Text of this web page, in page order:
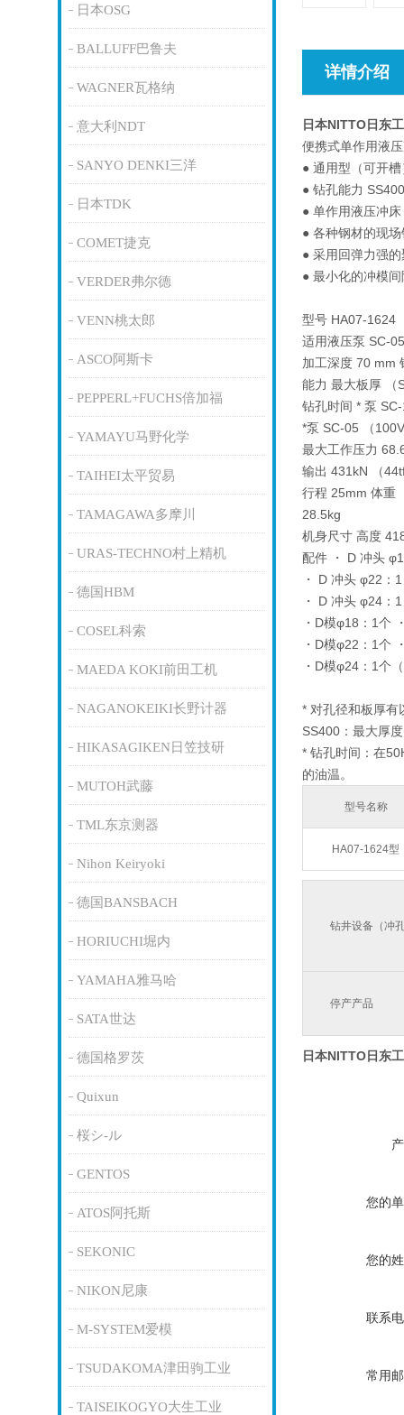
日本OSG
BALLUFF巴鲁夫
WAGNER瓦格纳
意大利NDT
SANYO DENKI三洋
日本TDK
COMET捷克
VERDER弗尔德
VENN桃太郎
ASCO阿斯卡
PEPPERL+FUCHS倍加福
YAMAYU马野化学
TAIHEI太平贸易
TAMAGAWA多摩川
URAS-TECHNO村上精机
德国HBM
COSEL科索
MAEDA KOKI前田工机
NAGANOKEIKI长野计器
HIKASAGIKEN日笠技研
MUTOH武藤
TML东京测器
Nihon Keiryoki
德国BANSBACH
HORIUCHI堀内
YAMAHA雅马哈
SATA世达
德国格罗茨
Quixun
桜シ-ル
GENTOS
ATOS阿托斯
SEKONIC
NIKON尼康
M-SYSTEM爱模
TSUDAKOMA津田驹工业
TAISEIKOGYO大生工业
详情介绍
日本NITTO日东
便携式单作用液
● 通用型（可开槽
● 钻孔能力
● 单作用液压冲
● 各种钢材的现
● 采用回弹力强
● 最小化的冲模
型号 HA07-1624
适用液压泵 SC-
加工深度 70 mm
能力 最大板厚 （
钻孔时间 * 泵
*泵 SC-05 （
最大工作压力
输出 431kN （
行程 25mm 体重
28.5kg
机身尺寸 高度
配件 ・ D 冲头
・ D 冲头 φ22：
・ D 冲头 φ24：
・D模φ18：1个
・D模φ22：1个
・D模φ24：1个
* 对孔径和板厚有
SS400：最大厚
* 钻孔时间：在
的油温。
型号名称
HA07-1624型
钻井设备（冲
停产产品
日本NITTO日东
您的
您的
联系
常用